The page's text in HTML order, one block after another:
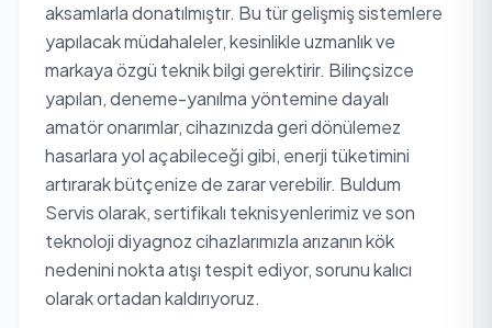
aksamlarla donatılmıştır. Bu tür gelişmiş sistemlere
yapılacak müdahaleler, kesinlikle uzmanlık ve
markaya özgü teknik bilgi gerektirir. Bilinçsizce
yapılan, deneme-yanılma yöntemine dayalı
amatör onarımlar, cihazınızda geri dönülemez
hasarlara yol açabileceği gibi, enerji tüketimini
artırarak bütçenize de zarar verebilir. Buldum
Servis olarak, sertifikalı teknisyenlerimiz ve son
teknoloji diyagnoz cihazlarımızla arızanın kök
nedenini nokta atışı tespit ediyor, sorunu kalıcı
olarak ortadan kaldırıyoruz.